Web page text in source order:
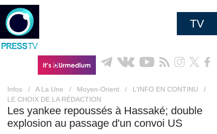
TV
Infos / A La Une / Moyen-Orient / L’INFO EN CONTINU
/
LE CHOIX DE LA RÉDACTION
Les yankee repoussés à Hassaké; double
explosion au passage d'un convoi US